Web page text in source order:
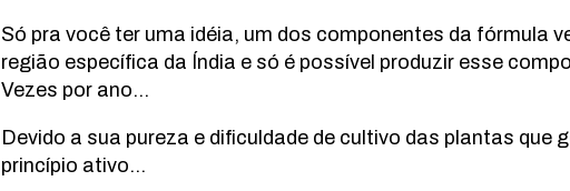
Só pra você ter uma idéia, um dos componentes da fórmula
região específica da Índia e só é possível produzir esse
Vezes por ano…
Devido a sua pureza e dificuldade de cultivo das plantas que
princípio ativo…